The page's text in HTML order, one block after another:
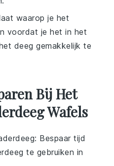
waarop je het
voordat je het in het
deeg gemakkelijk te
Bij Het
Wafels
: Bespaar tijd
te gebruiken in